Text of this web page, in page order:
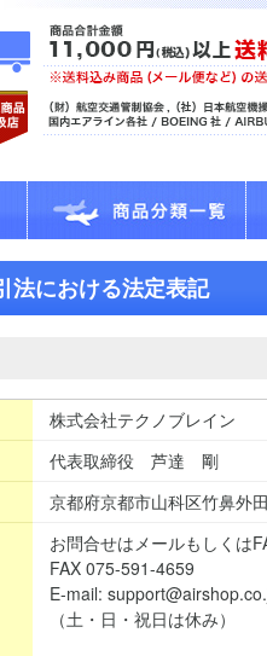
法における法定表記
株式会社テクノブレイン
代表取締役 芦達 剛
京都府京都市山科区竹鼻外
お問合せはメールもしくは
FAX 075-591-4659
E-mail:
（土・日・祝日は休み）